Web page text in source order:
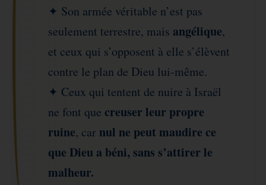
✦ Son armée véritable n’est pas
seulement terrestre, mais angélique,
et ceux qui s’opposent à elle s’élèvent
contre le plan de Dieu lui-même.
✦ Ceux qui tentent de nuire à Israël
ne font que creuser leur propre
ruine, car nul ne peut maudire ce
que Dieu a béni,sans s’attirer le
malheur.